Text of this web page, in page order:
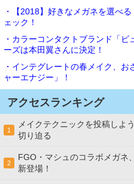
・【2018】好きなメガネを選べ
ェック！
・カラーコンタクトブランド「
ーズは本田翼さんに決定！
・インテグレートの春メイク、
ャーエナジー」！
アクセスランキング
1
メイクテクニックを投稿しよ
切り迫る
2
FGO・マシュのコラボメガネ
新登場！